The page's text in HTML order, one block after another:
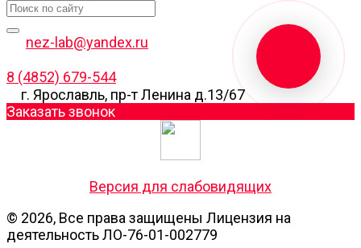
nez-lab@yandex.ru
8 (4852) 679-544
г. Ярославль, пр-т Ленина д.13/67
Заказать звонок
Версия для слабовидящих
© 2026, Все права защищены Лицензия на
деятельность ЛО-76-01-002779